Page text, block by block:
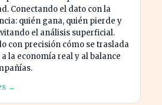
Conectando el dato con la
quién gana, quién pierde y
el análisis superficial.
con precisión cómo se traslada
la economía real y al balance
→